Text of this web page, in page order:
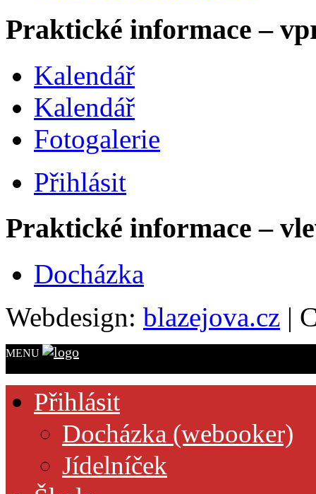
Praktické informace –
Kalendář
Kalendář
Fotogalerie
Přihlásit
Praktické informace –
Docházka
Webdesign: blazejova.cz |
MENU
Přihlásit
Docházka (webooker)
Jídelníček